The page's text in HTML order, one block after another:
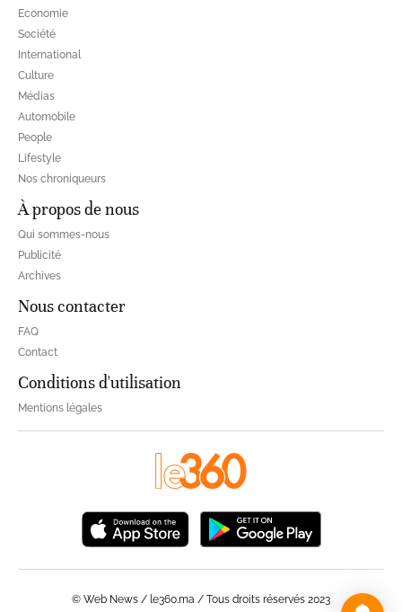
Economie
Société
International
Culture
Médias
Automobile
People
Lifestyle
Nos chroniqueurs
À propos de nous
Qui sommes-nous
Publicité
Archives
Nous contacter
FAQ
Contact
Conditions d'utilisation
Mentions légales
© Web News / le360.ma / Tous droits réservés 2023